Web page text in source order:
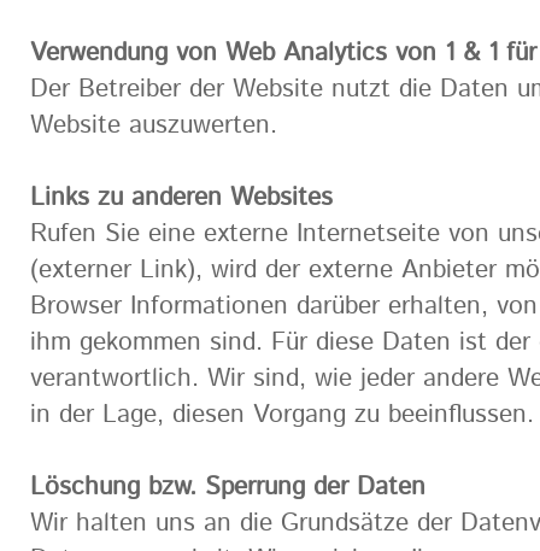
Verwendung von Web Analytics von 1 & 1
Der Betreiber der Website nutzt die Daten
Website auszuwerten.
Links zu anderen Websites
Rufen Sie eine externe Internetseite von
(externer Link), wird der externe Anbieter
Browser Informationen darüber erhalten,
ihm gekommen sind. Für diese Daten ist
verantwortlich. Wir sind, wie jeder andere
in der Lage, diesen Vorgang zu beeinflussen.
Löschung bzw. Sperrung der Daten
Wir halten uns an die Grundsätze der